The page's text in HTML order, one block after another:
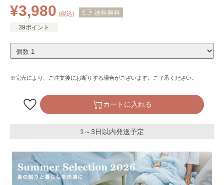
¥3,980 (税込)
39ポイント
※完売により、ご注文後にお断りする場合がございます。ご了承ください。
カートに入れる
1～3日以内発送予定